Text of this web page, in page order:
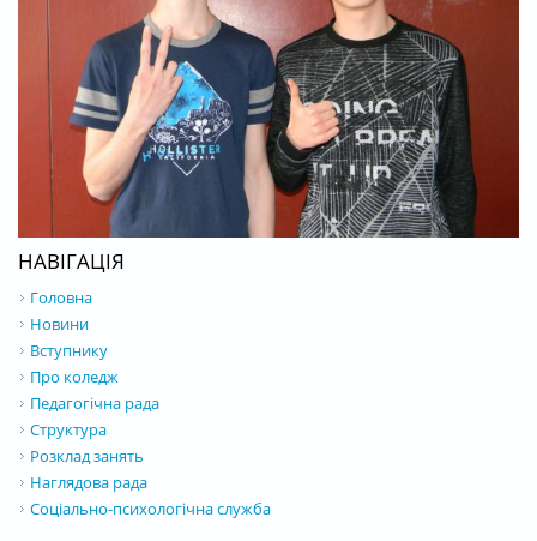
НАВІГАЦІЯ
Головна
Новини
Вступнику
Про коледж
Педагогічна рада
Структура
Розклад занять
Наглядова рада
Соціально-психологічна служба